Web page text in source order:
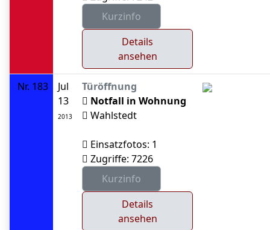
Details
ansehen
Nr. 183
Jul
13
2013
Türöffnung
Notfall in Wohnung
Wahlstedt
Einsatzfotos: 1
Zugriffe: 7226
Details
ansehen